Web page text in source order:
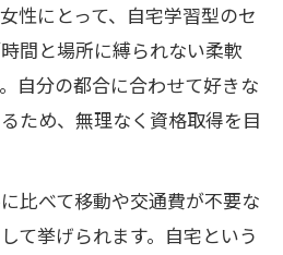
性にとって、自宅学習型のセ
間と場所に縛られない柔軟
自分の都合に合わせて好きな
ため、無理なく資格取得を目
比べて移動や交通費が不要な
て挙げられます。自宅という